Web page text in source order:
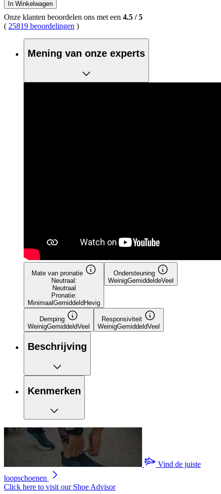
In Winkelwagen
Onze klanten beoordelen ons met een 4.5 /5
( 25819 beoordelingen )
Mening van onze experts
Mate van pronatie
Neutraal:
Neutraal
Pronatie:
MinimaalGemiddeldHevig
Ondersteuning
WeinigGemiddeldeVeel
Demping
WeinigGemiddeldVeel
Responsiviteit
WeinigGemiddeldVeel
Beschrijving
Kenmerken
Vind de juiste
loopschoenen
Click here to visit our Shoe Advisor